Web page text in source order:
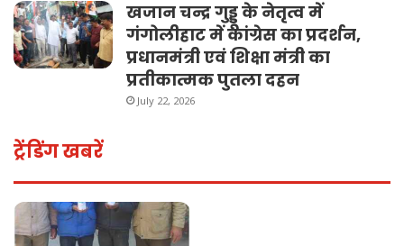
खजान चन्द्र गुड्डू के नेतृत्व में
गंगोलीहाट में कांग्रेस का प्रदर्शन,
प्रधानमंत्री एवं शिक्षा मंत्री का
प्रतीकात्मक पुतला दहन
July 22, 2026
ट्रेंडिंग खबरें